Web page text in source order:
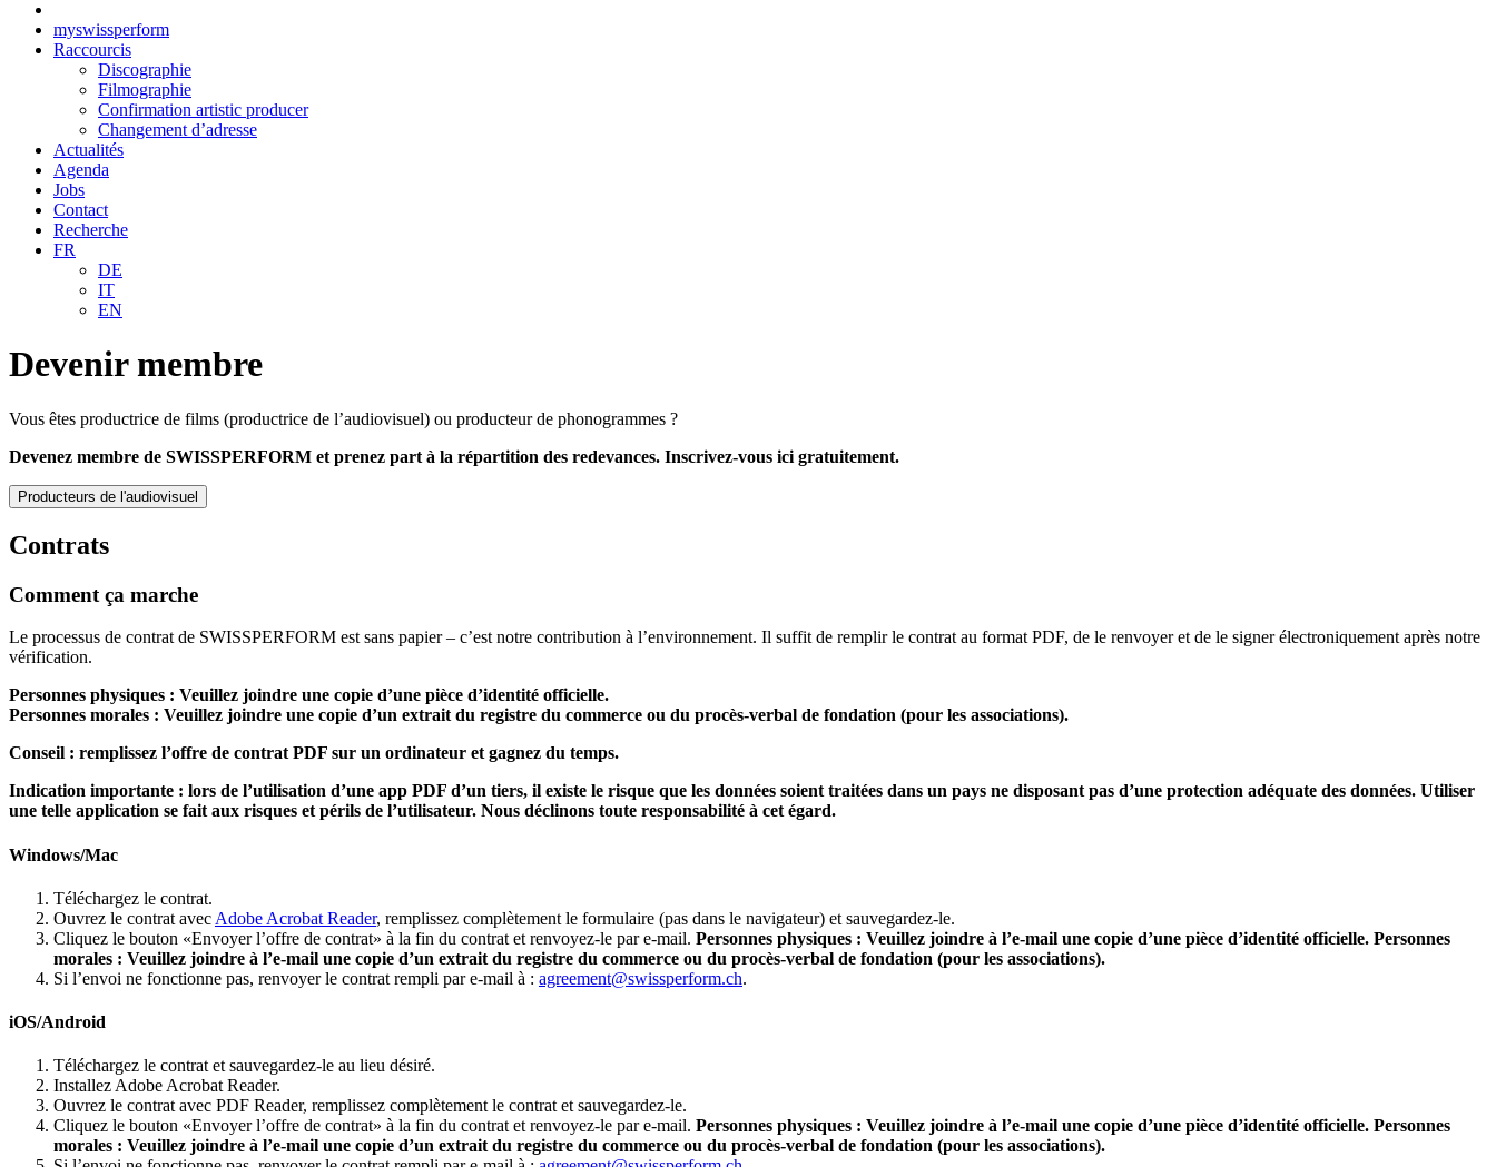
myswissperform
Raccourcis
Discographie
Filmographie
Confirmation artistic producer
Changement d’adresse
Actualités
Agenda
Jobs
Contact
Recherche
FR
DE
IT
EN
Devenir membre
Vous êtes productrice de films (productrice de l’audiovisuel) ou producteur de phonogrammes ?
Devenez membre de SWISSPERFORM et prenez part à la répartition des redevances. Inscrivez-vous ici gratuitement.
Producteurs de l'audiovisuel
Contrats
Comment ça marche
Le processus de contrat de SWISSPERFORM est sans papier – c’est notre contribution à l’environnement. Il suffit de remplir le contrat au format PDF, de le renvoyer et de le signer électroniquement après notre
vérification.
Personnes physiques : Veuillez joindre une copie d’une pièce d’identité officielle.
Personnes morales : Veuillez joindre une copie d’un extrait du registre du commerce ou du procès-verbal de fondation (pour les associations).
Conseil : remplissez l’offre de contrat PDF sur un ordinateur et gagnez du temps.
Indication importante : lors de l’utilisation d’une app PDF d’un tiers, il existe le risque que les données soient traitées dans un pays ne disposant pas d’une protection adéquate des données. Utiliser
une telle application se fait aux risques et périls de l’utilisateur. Nous déclinons toute responsabilité à cet égard.
Windows/Mac
Téléchargez le contrat.
Ouvrez le contrat avec Adobe Acrobat Reader, remplissez complètement le formulaire (pas dans le navigateur) et sauvegardez-le.
Cliquez le bouton «Envoyer l’offre de contrat» à la fin du contrat et renvoyez-le par e-mail. Personnes physiques : Veuillez joindre à l’e-mail une copie d’une pièce d’identité officielle. Personnes
morales : Veuillez joindre à l’e-mail une copie d’un extrait du registre du commerce ou du procès-verbal de fondation (pour les associations).
Si l’envoi ne fonctionne pas, renvoyer le contrat rempli par e-mail à : agreement@swissperform.ch.
iOS/Android
Téléchargez le contrat et sauvegardez-le au lieu désiré.
Installez Adobe Acrobat Reader.
Ouvrez le contrat avec PDF Reader, remplissez complètement le contrat et sauvegardez-le.
Cliquez le bouton «Envoyer l’offre de contrat» à la fin du contrat et renvoyez-le par e-mail. Personnes physiques : Veuillez joindre à l’e-mail une copie d’une pièce d’identité officielle. Personnes
morales : Veuillez joindre à l’e-mail une copie d’un extrait du registre du commerce ou du procès-verbal de fondation (pour les associations).